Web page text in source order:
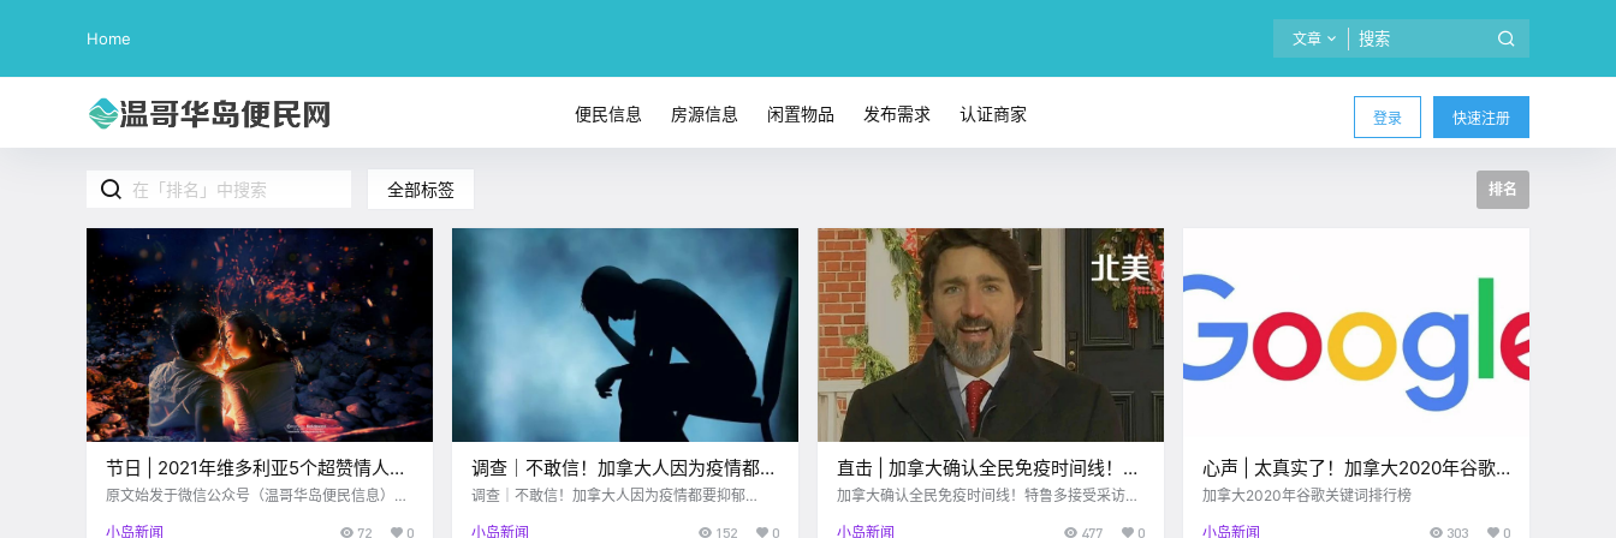
Home 文章
登录 快速注册
便民信息 房源信息 闲置物品 发布需求 认证商家
全部标签 排名
节日 | 2021年维多利亚5个超赞情人节
Ideas！安排！！
原文始发于微信公众号（温哥华岛便民信息）：
情人节，一转眼，来到了2021，疫情仍然没有结
小岛新闻 72 0
调查｜不敢信！加拿大人因为疫情都要
抑郁了！！
调查｜不敢信！加拿大人因为疫情都要抑郁
小岛新闻
152 0
直击 | 加拿大确认全民免疫时间线！特
鲁多接受采访笑得合不拢嘴
加拿大确认全民免疫时间线！特鲁多接受采访笑
小岛新闻
477 0
心声 | 太真实了！加拿大2020年谷歌
关键词排名第一的果然是…
加拿大2020年谷歌关键词排行榜
小岛新闻 303 0